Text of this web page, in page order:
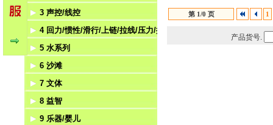
遥控飞机
遥控船
遥控飞碟
遥控机器人
电动飞机
电动船
电动机器人
电动车
3 声控/线控
声控
线控
4 回力/惯性/滑行/上链/拉线/压力/挺力
回力
惯性
滑行
上链
拉线
5 水系列
水枪
水机
泡泡玩具
6 沙滩
沙滩7 文体
体育
文具
8 益智
积木9 乐器/婴儿
第 1/0 页 1
产品货号.